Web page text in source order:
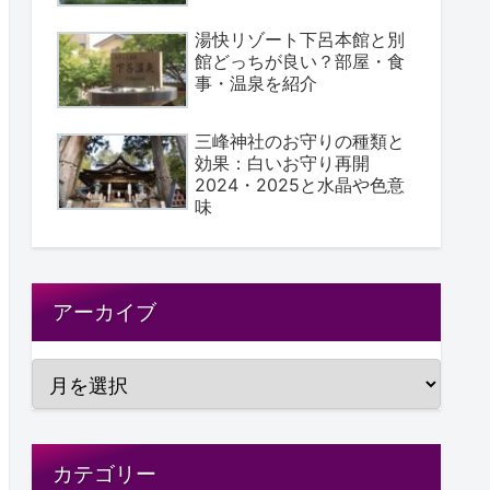
湯快リゾート下呂本館と別
館どっちが良い？部屋・食
事・温泉を紹介
三峰神社のお守りの種類と
効果：白いお守り再開
2024・2025と水晶や色意
味
アーカイブ
カテゴリー